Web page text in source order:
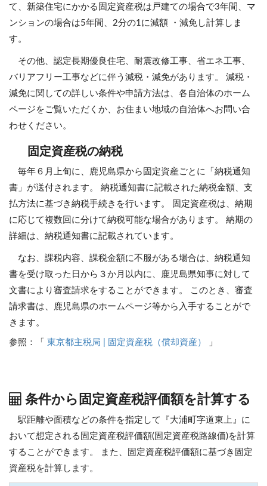
て、新築住宅にかかる固定資産税は戸建ての場合で3年間、マ
ンションの場合は5年間、2分の1に減額 ・減免し計算しま
す。
その他、認定長期優良住宅、耐震改修工事、省エネ工事、
バリアフリー工事などに伴う減税・減免があります。 減税・
減免に関しての詳しい条件や申請方法は、各自治体のホーム
ページをご覧いただくか、お住まい地域の自治体へお問い合
わせください。
固定資産税の納税
毎年６月上旬に、鹿児島県から固定資産ごとに「納税通知
書」が送付されます。 納税通知書に記載された納税金額、支
払方法に基づき納税手続きを行います。 固定資産税は、納期
に応じて複数回に分けて納税可能な場合があります。 納期の
詳細は、納税通知書に記載されています。
なお、課税内容、課税金額に不服がある場合は、納税通知
書を受け取った日から３か月以内に、鹿児島県知事に対して
文書により審査請求をすることができます。 このとき、審査
請求書は、鹿児島県のホームページ等から入手することがで
きます。
参照：「 東京都主税局 | 固定資産税（償却資産） 」
条件から固定資産税評価額を計算する
駅距離や面積などの条件を指定して『大浦町字道東上』に
おいて想定される固定資産税評価額(固定資産税路線価)を計算
することができます。
また、固定資産税評価額に基づき固定
資産税を計算します。